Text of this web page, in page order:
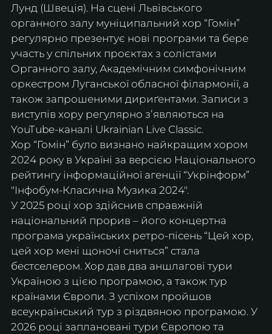
Лунд (Швеція). На сцені Львівського
органного залу муніципальний хор “Гомін”
регулярно презентує нові програми та бере
участь у спільних проєктах з солістами
Органного залу, Академічним симфонічним
оркестром Луганської обласної філармонії, а
також запрошеними дириґентами. Записи з
виступів хору регулярно зʼявляються на
YouTube-каналі Ukrainian Live Classic.
Хор “Гомін” було визнано найкращим хором
2024 року в Україні за версією Національного
рейтингу інформаційної агенції “Укрінформ”
"Інфобум-Класична Музика 2024".
У 2025 році хор здійснив справжній
національний прорив – його концертна
програма українських ретро-пісень “Цей хор,
цей хор мені щоночі сниться” стала
бестселером. Хор дав два аншлагові тури
Україною з цією програмою, а також тур
країнами Європи. З успіхом пройшов
всеукраїнський тур з різдвяною програмою. У
2026 році заплановані тури Європою та